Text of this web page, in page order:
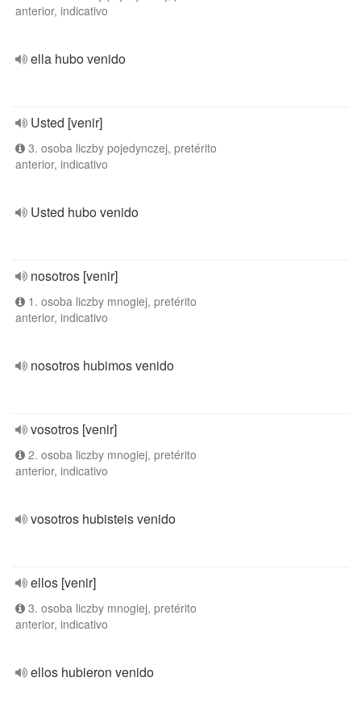
anterior, indicativo
ella hubo venido
Usted [venir]
3. osoba liczby pojedynczej, pretérito
anterior, indicativo
Usted hubo venido
nosotros [venir]
1. osoba liczby mnogiej, pretérito
anterior, indicativo
nosotros hubimos venido
vosotros [venir]
2. osoba liczby mnogiej, pretérito
anterior, indicativo
vosotros hubisteis venido
ellos [venir]
3. osoba liczby mnogiej, pretérito
anterior, indicativo
ellos hubieron venido